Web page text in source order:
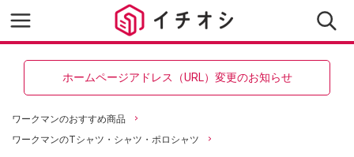
ホームページアドレス（URL）変更のお知らせ
ワークマンのおすすめ商品
ワークマンのTシャツ・シャツ・ポロシャツ